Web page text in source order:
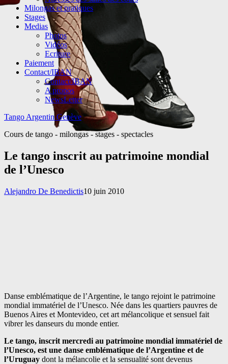
Milongas et pratiques
Stages
Medias
Photos
Vidéos
Ecriture
Paiement
Contact/IBAN
Contact/IBAN
A propos
NewsLetter
Tango Argentin Genève
Cours de tango - milongas - stages - spectacles
Le tango inscrit au patrimoine mondial
de l’Unesco
Alejandro De Benedictis10 juin 2010
Danse emblématique de l’Argentine, le tango rejoint le patrimoine
mondial immatériel de l’Unesco. Née dans les quartiers pauvres de
Buenos Aires et Montevideo, cet art mélancolique et sensuel fait
vibrer les danseurs du monde entier.
Le tango, inscrit mercredi au patrimoine mondial immatériel de
l’Unesco, est une danse emblématique de l’Argentine et de
l’Uruguay dont la mélancolie et la sensualité sont devenus